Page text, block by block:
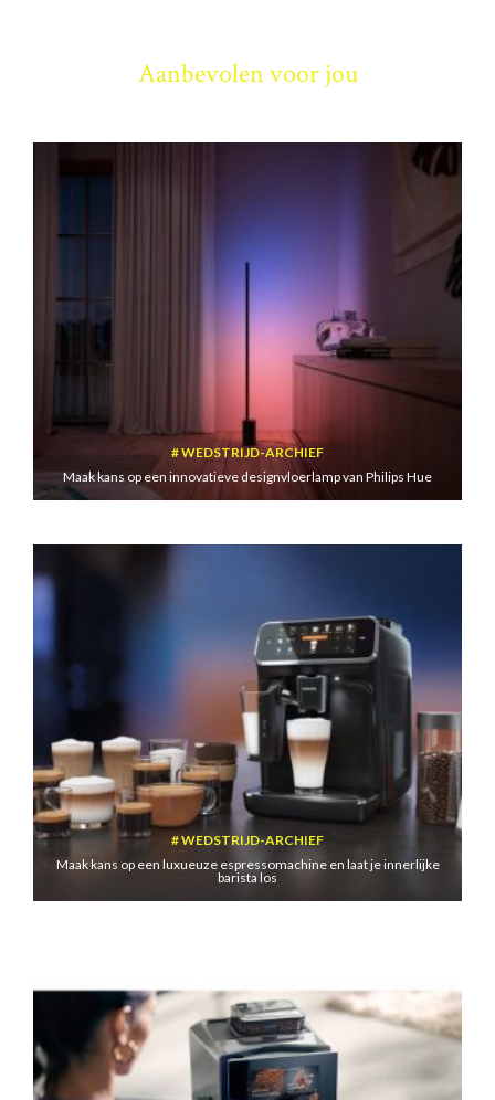
Aanbevolen voor jou
WEDSTRIJD-ARCHIEF
Maak kans op een innovatieve designvloerlamp van Philips Hue
WEDSTRIJD-ARCHIEF
Maak kans op een luxueuze espressomachine en laat je innerlijke
barista los